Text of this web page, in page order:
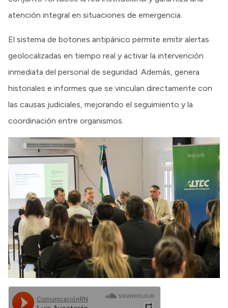
atención integral en situaciones de emergencia.
El sistema de botones antipánico permite emitir alertas
geolocalizadas en tiempo real y activar la intervención
inmediata del personal de seguridad. Además, genera
historiales e informes que se vinculan directamente con
las causas judiciales, mejorando el seguimiento y la
coordinación entre organismos.